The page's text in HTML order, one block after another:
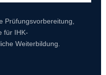
Prüfungsvorbereitung,
für IHK-
Weiterbildung.